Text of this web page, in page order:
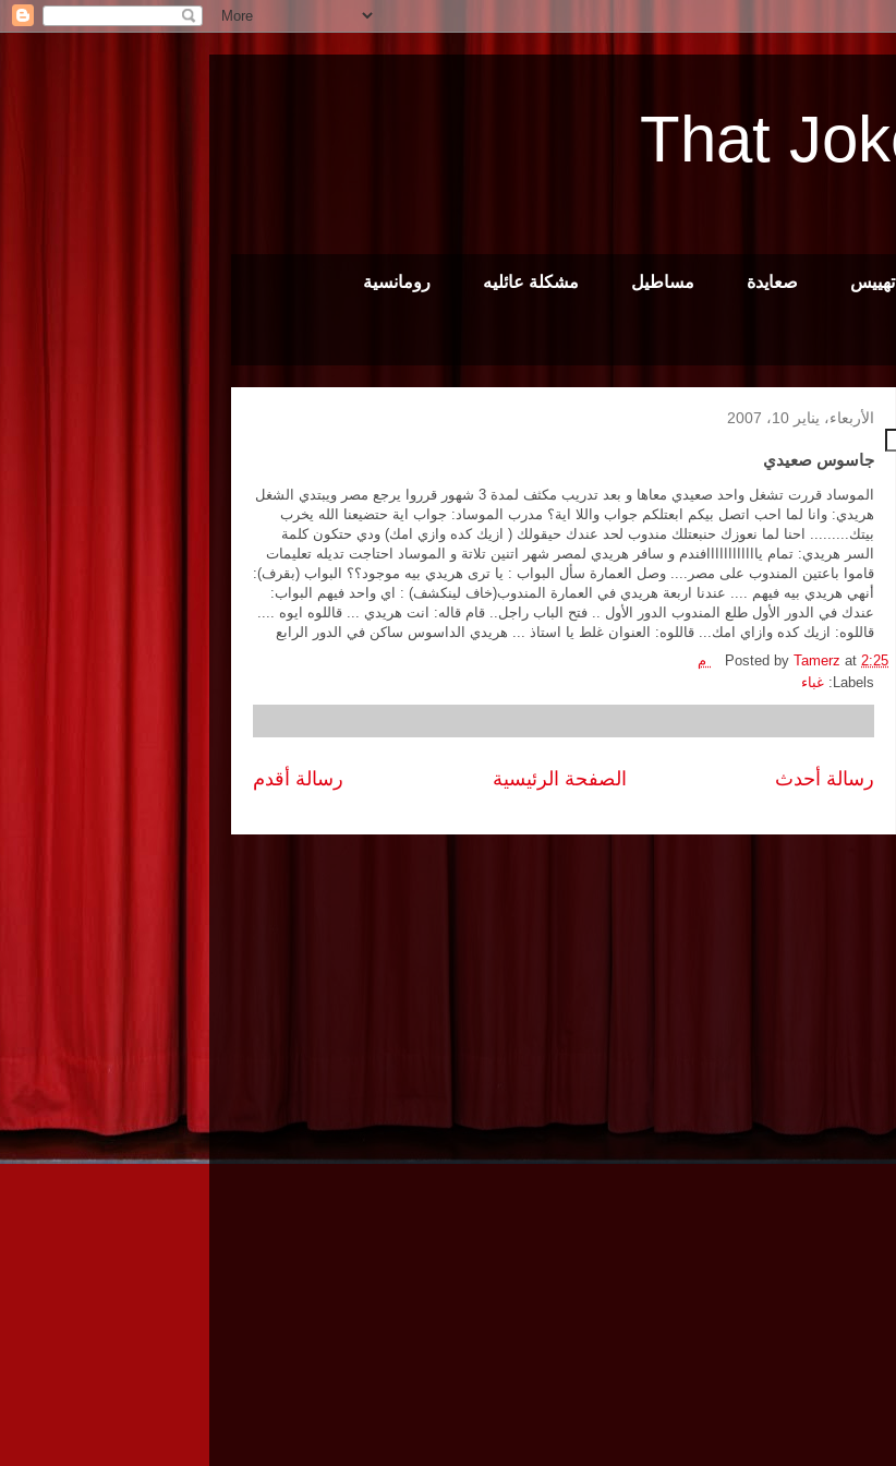
تهييس صعايدة مساطيل مشكلة عائليه رومانسية
الأربعاء، يناير 10، 2007
جاسوس صعيدي
الموساد قررت تشغل واحد صعيدي معاها و بعد تدريب مكثف لمدة 3 شهور قرروا يرجع مصر ويبتدي الشغل
هريدي: وانا لما احب اتصل بيكم ابعتلكم جواب واللا اية؟ مدرب الموساد: جواب اية حتضيعنا الله يخرب
بيتك......... احنا لما نعوزك حنبعتلك مندوب لحد عندك حيقولك ( ازيك كده وازي امك) ودي حتكون كلمة
السر هريدي: تمام ياااااااااااافندم و سافر هريدي لمصر شهر اتنين تلاتة و الموساد احتاجت تديله تعليمات
قاموا باعتين المندوب على مصر.... وصل العمارة سأل البواب : يا ترى هريدي بيه موجود؟؟ البواب (بقرف):
أنهي هريدي بيه فيهم .... عندنا اربعة هريدي في العمارة المندوب(خاف لينكشف) : اي واحد فيهم البواب:
عندك في الدور الأول طلع المندوب الدور الأول .. فتح الباب راجل.. قام قاله: انت هريدي ... قاللوه ايوه ....
قاللوه: ازيك كده وازاي امك... قاللوه: العنوان غلط يا استاذ ... هريدي الداسوس ساكن في الدور الرابع
Posted by Tamerz at 2:25 م
Labels: غباء
رسالة أحدث رسالة أقدم الصفحة الرئيسية